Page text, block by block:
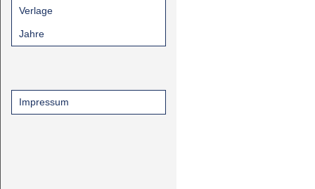
Verlage
Jahre
Impressum